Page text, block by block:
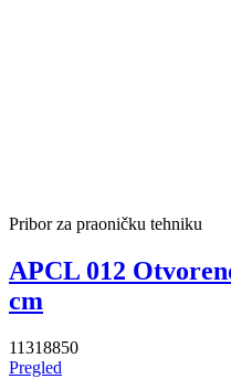
Pribor za praoničku tehniku
APCL 012
cm
11318850
Pregled